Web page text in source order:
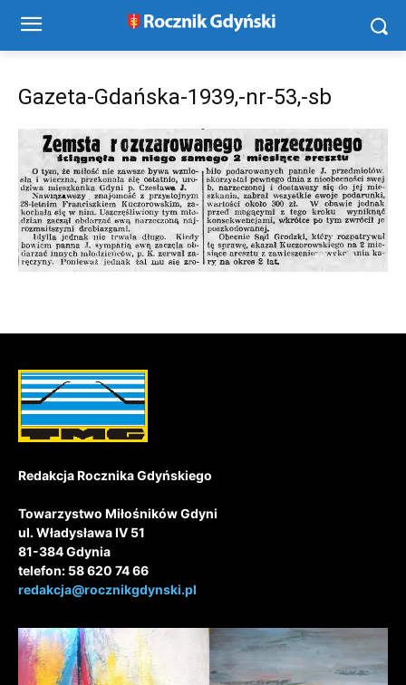
Gazeta-Gdańska-1939,-nr-53,-sb
Redakcja Rocznika Gdyńskiego
Towarzystwo Miłośników Gdyni
ul. Władysława IV 51
81-384 Gdynia
telefon: 58 620 74 66
redakcja@rocznikgdynski.pl